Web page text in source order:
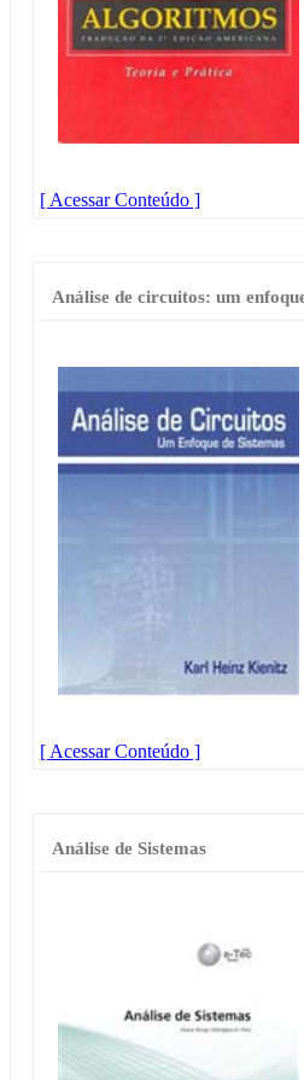
[ Acessar Conteúdo ]
Análise de circuitos: um
[ Acessar Conteúdo ]
Análise de Sistemas